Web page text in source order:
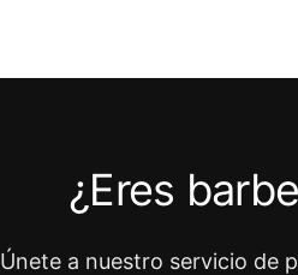
¿Eres
Únete a nuestro servicio de